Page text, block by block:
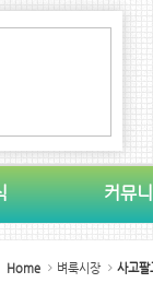
커뮤
Home 벼룩시장 사고팔
5
북5
5
북5